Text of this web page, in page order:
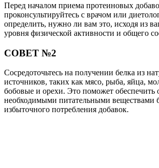
Перед началом приема протеиновых
проконсультируйтесь с врачом или
определить, нужно ли вам это, исходя из
уровня физической активности и общего
СОВЕТ №2
Сосредоточьтесь на получении белка из
источников, таких как мясо, рыба, яйца,
бобовые и орехи. Это поможет обеспечить
необходимыми питательными веществами
избыточного потребления добавок.